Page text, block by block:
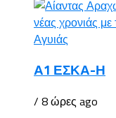
Α1 ΕΣΚΑ-Η
/ 8 ώρες ago